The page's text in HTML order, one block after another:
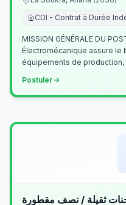
CDI - Contrat à Durée
MISSION GÉNÉRALE DU
Électromécanique assure le
équipements de production,
Postuler
ثقيلة / نصف مقطورة